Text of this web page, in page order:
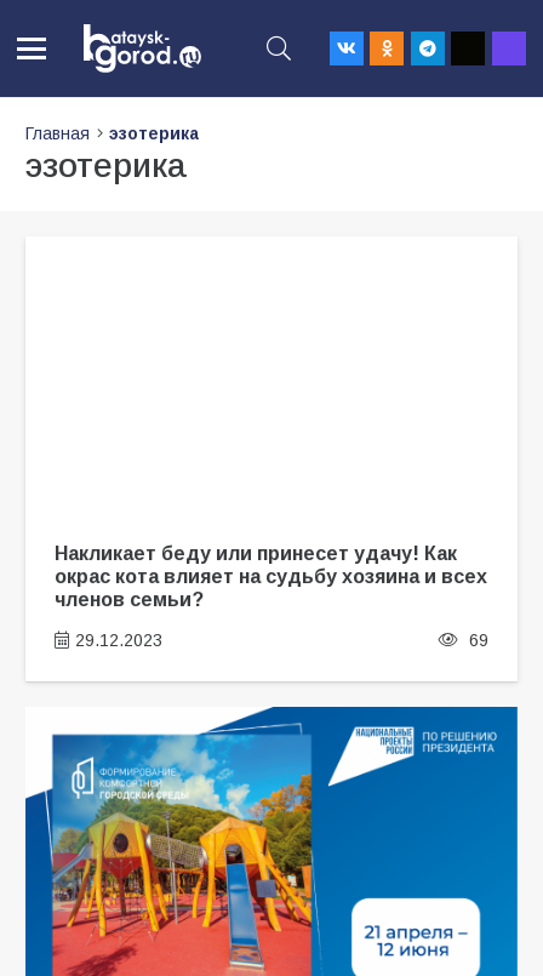
Главная эзотерика
эзотерика
Накликает беду или принесет удачу! Как
окрас кота влияет на судьбу хозяина и всех
членов семьи?
29.12.2023 69